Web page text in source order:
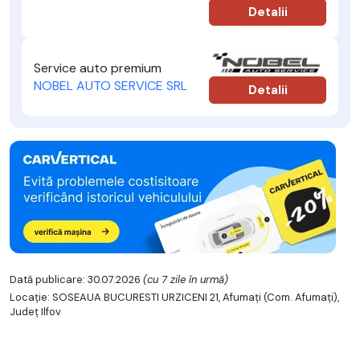
Detalii
Service auto premium
NOBEL AUTO SERVICE SRL
Detalii
Dată publicare: 30.07.2026 (cu 7 zile în urmă)
Locație: SOSEAUA BUCURESTI URZICENI 21, Afumaţi (Com. Afumaţi),
Județ Ilfov